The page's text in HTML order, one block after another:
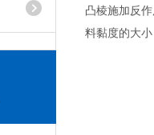
凸棱施加反
料黏度的大